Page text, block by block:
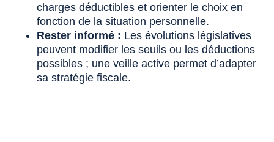
charges déductibles et orienter le choix en
fonction de la situation personnelle.
Rester informé : Les évolutions législatives
peuvent modifier les seuils ou les déductions
possibles ; une veille active permet d’adapter
sa stratégie fiscale.